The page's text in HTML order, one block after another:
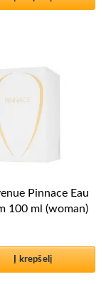
Pinnace Eau
100 ml (woman)
Į krepšelį